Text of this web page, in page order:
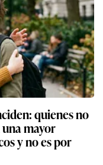
quienes no
mayor
y no es por